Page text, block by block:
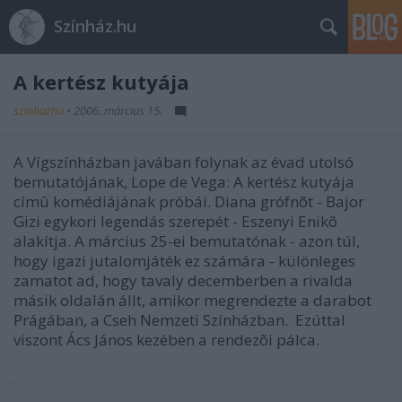
Színház.hu
A kertész kutyája
szinhazhu • 2006. március 15.
A Vígszínházban javában folynak az évad utolsó
bemutatójának, Lope de Vega: A kertész kutyája
címû komédiájának próbái. Diana grófnõt - Bajor
Gizi egykori legendás szerepét - Eszenyi Enikõ
alakítja. A március 25-ei bemutatónak - azon túl,
hogy igazi jutalomjáték ez számára - különleges
zamatot ad, hogy tavaly decemberben a rivalda
másik oldalán állt, amikor megrendezte a darabot
Prágában, a Cseh Nemzeti Színházban. Ezúttal
viszont Ács János kezében a rendezõi pálca.